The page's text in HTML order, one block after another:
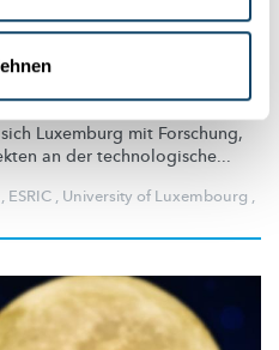
in Luxemburg
Luxemburg mit Forschung,
an der technologische...
ESRIC , University of Luxembourg ,